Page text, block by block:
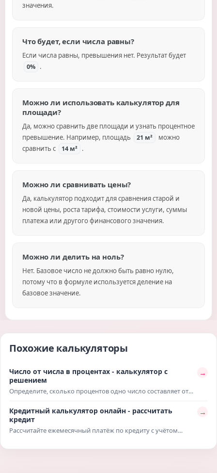
значения.
Что будет, если числа равны?
Если числа равны, превышения нет. Результат будет
0% .
Можно ли использовать калькулятор для
площади?
Да, можно сравнить две площади и узнать процентное
превышение. Например, площадь
21 м²
можно
сравнить с
14 м² .
Можно ли сравнивать цены?
Да, калькулятор подходит для сравнения старой и
новой цены, роста тарифа, стоимости услуги, суммы
платежа или другого финансового значения.
Можно ли делить на ноль?
Нет. Базовое число не должно быть равно нулю,
потому что в формуле используется деление на
базовое значение.
Похожие калькуляторы
Число от числа в процентах - калькулятор с
решением
Определите, сколько процентов одно число составляет от
Расчёт пригодится для сравнения сумм, показателей, скидок,
успеваемости, статистики и повседневных процентных
задач.
→
Кредитный калькулятор онлайн - рассчитать
кредит
Рассчитайте ежемесячный платёж по кредиту с учётом
заранее оценить переплату, общую сумму возврата и
→